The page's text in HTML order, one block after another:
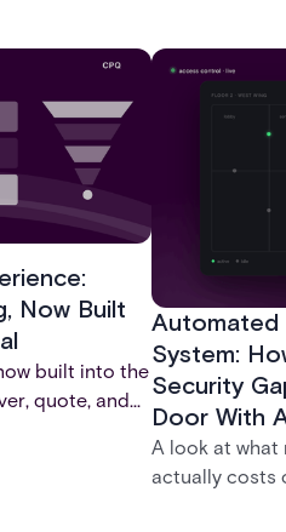
Now Built
built into the
quote, and
Automated
System:
Security
Door With
A look at what
actually costs